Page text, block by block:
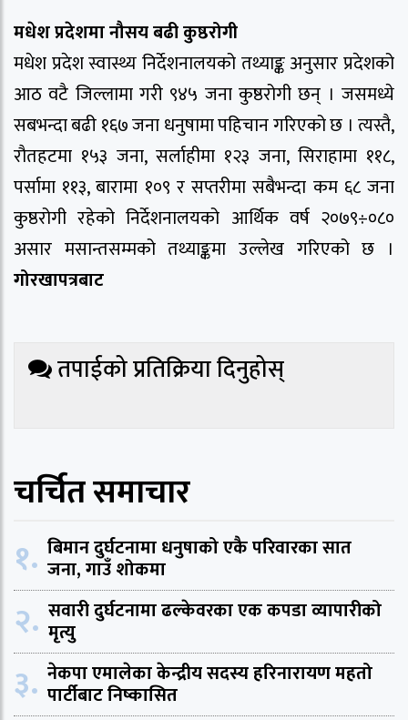
मधेश प्रदेशमा नौसय बढी कुष्ठरोगी
मधेश प्रदेश स्वास्थ्य निर्देशनालयको तथ्याङ्क अनुसार प्रदेशको
आठ वटै जिल्लामा गरी ९४५ जना कुष्ठरोगी छन् । जसमध्ये
सबभन्दा बढी १६७ जना धनुषामा पहिचान गरिएको छ । त्यस्तै,
रौतहटमा १५३ जना, सर्लाहीमा १२३ जना, सिराहामा ११८,
पर्सामा ११३, बारामा १०९ र सप्तरीमा सबैभन्दा कम ६८ जना
कुष्ठरोगी रहेको निर्देशनालयको आर्थिक वर्ष २०७९÷०८०
असार मसान्तसम्मको तथ्याङ्कमा उल्लेख गरिएको छ ।
गोरखापत्रबाट
तपाईको प्रतिक्रिया दिनुहोस्
चर्चित समाचार
१. बिमान दुर्घटनामा धनुषाको एकै परिवारका सात
जना, गाउँ शोकमा
२. सवारी दुर्घटनामा ढल्केवरका एक कपडा व्यापारीको
मृत्यु
३. नेकपा एमालेका केन्द्रीय सदस्य हरिनारायण महतो
पार्टीबाट निष्कासित